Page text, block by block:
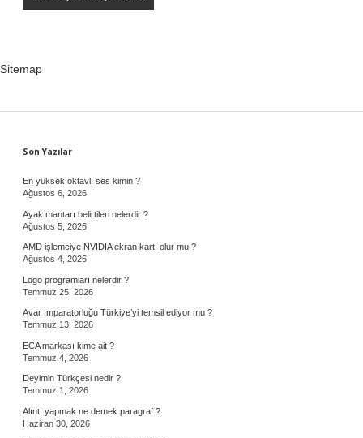
Sitemap
Sidebar
Son Yazılar
En yüksek oktavlı ses kimin ?
Ağustos 6, 2026
Ayak mantarı belirtileri nelerdir ?
Ağustos 5, 2026
AMD işlemciye NVIDIA ekran kartı olur mu ?
Ağustos 4, 2026
Logo programları nelerdir ?
Temmuz 25, 2026
Avar İmparatorluğu Türkiye’yi temsil ediyor mu ?
Temmuz 13, 2026
ECA markası kime ait ?
Temmuz 4, 2026
Deyimin Türkçesi nedir ?
Temmuz 1, 2026
Alıntı yapmak ne demek paragraf ?
Haziran 30, 2026